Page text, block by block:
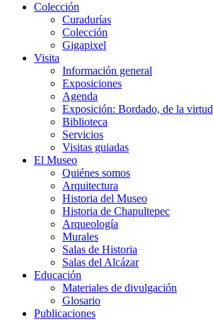
Colección
Curadurías
Colección
Gigapixel
Visita
Información general
Exposiciones
Agenda
Exposición: Bordado, de la virtud
Biblioteca
Servicios
Visitas guiadas
El Museo
Quiénes somos
Arquitectura
Historia del Museo
Historia de Chapultepec
Arqueología
Murales
Salas de Historia
Salas del Alcázar
Educación
Materiales de divulgación
Glosario
Publicaciones